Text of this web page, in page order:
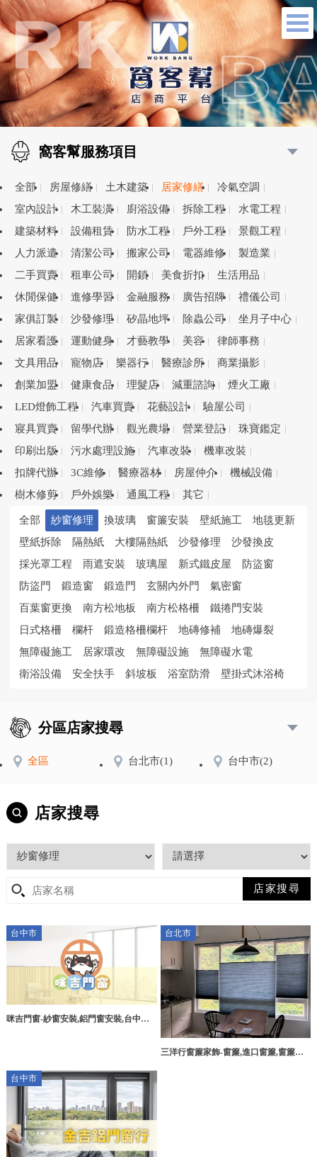
窩客幫服務項目
全部 房屋修繕 土木建築 居家修繕
冷氣空調
室內設計
木工裝潢 廚浴設備 拆除工程
水電工程
建築材料
設備租賃 防水工程 戶外工程
景觀工程
人力派遣
清潔公司 搬家公司 電器維修
製造業
二手買賣
租車公司 開鎖 美食折扣
生活用品
休閒保健
進修學習 金融服務 廣告招牌
禮儀公司
家俱訂製
沙發修理 矽晶地坪 除蟲公司
坐月子中心
居家看護
運動健身 才藝教學 美容
律師事務
文具用品
寵物店 樂器行 醫療診所
商業攝影
創業加盟
健康食品 理髮店 減重諮詢
煙火工廠
LED燈飾工程
汽車買賣 花藝設計
驗屋公司
寢具買賣
留學代辦 觀光農場 營業登記
珠寶鑑定
印刷出版
污水處理設施 汽車改裝
機車改裝
扣牌代辦
3C維修 醫療器材 房屋仲介
機械設備
樹木修剪
戶外娛樂 通風工程 其它
全部 紗窗修理 換玻璃 窗簾安裝 壁紙施工
地毯更新
壁紙拆除
隔熱紙 大樓隔熱紙 沙發修理
沙發換皮
採光罩工程
雨遮安裝 玻璃屋 新式鐵皮屋
防盜窗
防盜門
鍛造窗 鍛造門 玄關內外門
氣密窗
百葉窗更換
南方松地板 南方松格柵
鐵捲門安裝
日式格柵
欄杆 鍛造格柵欄杆 地磚修補
地磚爆裂
無障礙施工
居家環改 無障礙設施
無障礙水電
衛浴設備
安全扶手 斜坡板 浴室防滑 壁掛式沐浴椅
分區店家搜尋
全區 台北市(1) 台中市(2)
店家搜尋
台中市
咪吉門窗-紗窗安裝,鋁門窗安裝,台中紗
台北市
三洋行窗簾家飾-窗簾,進口窗簾,窗簾安
台中市